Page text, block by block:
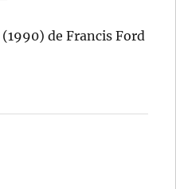
(1990) de Francis Ford